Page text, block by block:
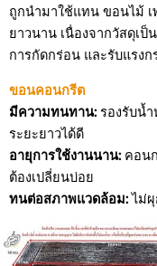
ถูกนำมาใช้แทน ขอนไม้ เ
ยาวนาน เนื่องจากวัสดุ
การกัดกร่อน และรับแรงก
ขอนคอนกรีต
มีความทนทาน:รองรับน้ำ
ระยะยาวได้ดี
อายุการใช้งานนาน:คอนก
ต้องเปลี่ยนบ่อย
ทนต่อสภาพแวดล้อม:ไม่ผุ